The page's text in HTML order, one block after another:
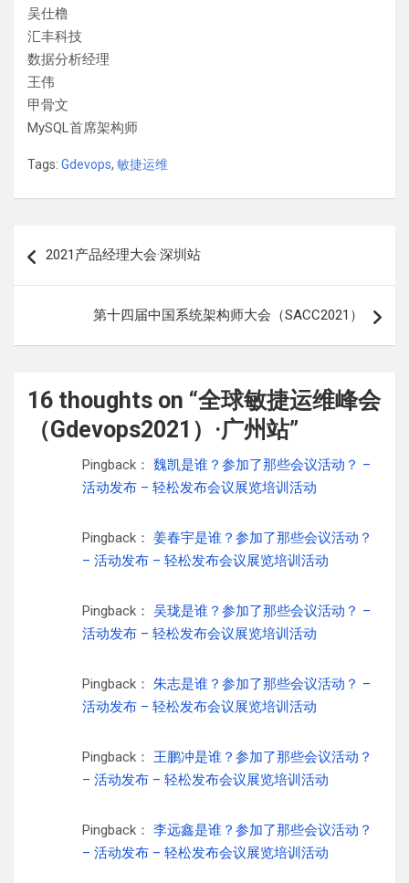
吴仕橹
汇丰科技
数据分析经理
王伟
甲骨文
MySQL首席架构师
Tags: Gdevops, 敏捷运维
章
2021产品经理大会·深圳站
第十四届中国系统架构师大会（SACC2021）
16 thoughts on “全球敏捷运维峰会
（Gdevops2021）·广州站”
Pingback： 魏凯是谁？参加了那些会议活动？ –
活动发布 – 轻松发布会议展览培训活动
Pingback： 姜春宇是谁？参加了那些会议活动？
– 活动发布 – 轻松发布会议展览培训活动
Pingback： 吴珑是谁？参加了那些会议活动？ –
活动发布 – 轻松发布会议展览培训活动
Pingback： 朱志是谁？参加了那些会议活动？ –
活动发布 – 轻松发布会议展览培训活动
Pingback： 王鹏冲是谁？参加了那些会议活动？
– 活动发布 – 轻松发布会议展览培训活动
Pingback： 李远鑫是谁？参加了那些会议活动？
– 活动发布 – 轻松发布会议展览培训活动